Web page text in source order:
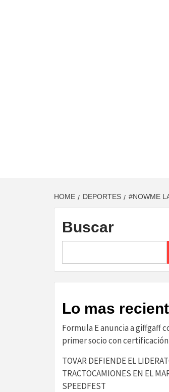
HOME DEPORTES #NOWME
Buscar
Lo mas
​Formula E anuncia a giffgaff
primer socio con certificación
TOVAR DEFIENDE EL
TRACTOCAMIONES EN EL
SPEEDFEST